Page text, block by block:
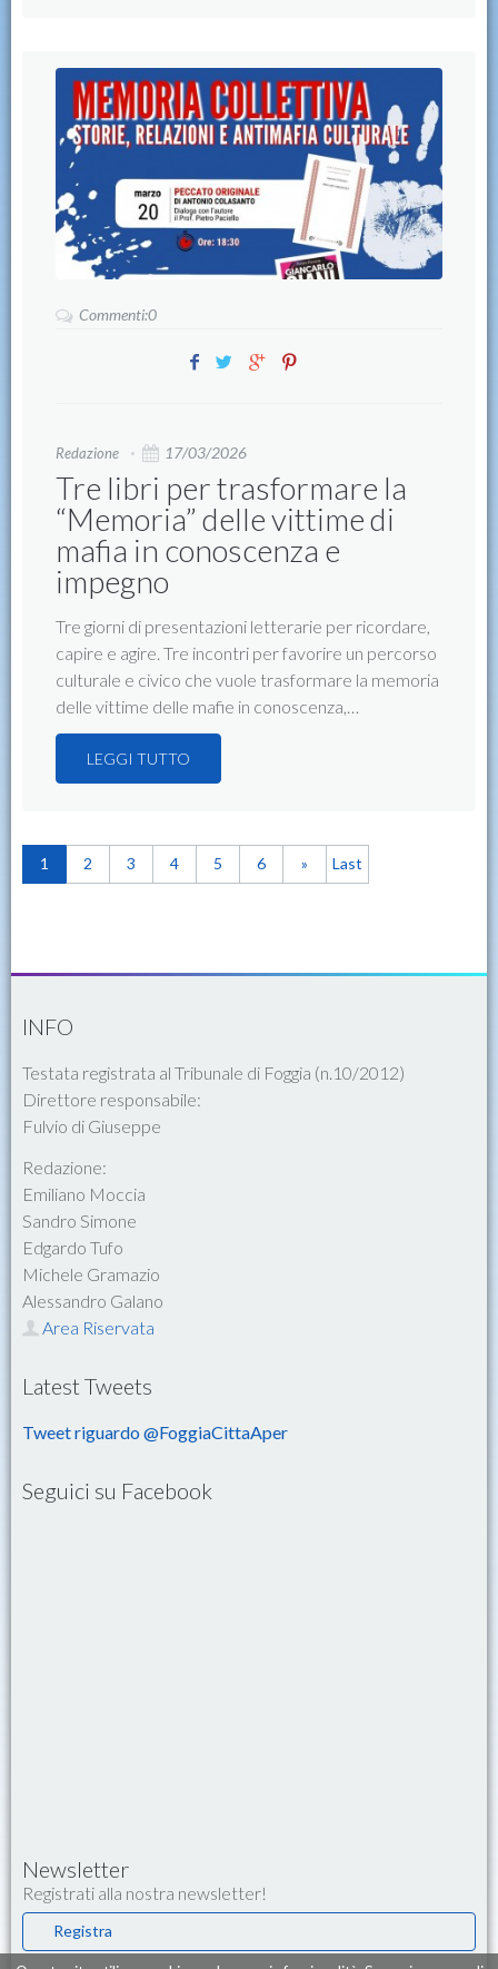
Commenti:0
Redazione 17/03/2026
Tre libri per trasformare la
“Memoria” delle vittime di
mafia in conoscenza e
impegno
Tre giorni di presentazioni letterarie per ricordare,
capire e agire. Tre incontri per favorire un percorso
culturale e civico che vuole trasformare la memoria
delle vittime delle mafie in conoscenza,…
LEGGI TUTTO
1 2 3 4 5 6 » Last
INFO
Testata registrata al Tribunale di Foggia (n.10/2012)
Direttore responsabile:
Fulvio di Giuseppe
Redazione:
Emiliano Moccia
Sandro Simone
Edgardo Tufo
Michele Gramazio
Alessandro Galano
Area Riservata
Latest Tweets
Tweet riguardo @FoggiaCittaAper
Seguici su Facebook
Newsletter
Registrati alla nostra newsletter!
Registra